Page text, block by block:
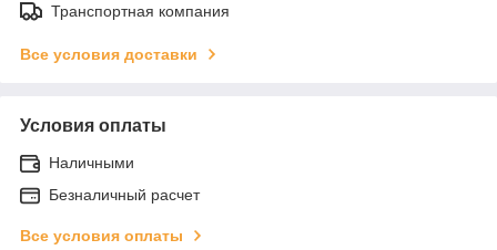
Транспортная компания
Все условия доставки
Условия оплаты
Наличными
Безналичный расчет
Все условия оплаты